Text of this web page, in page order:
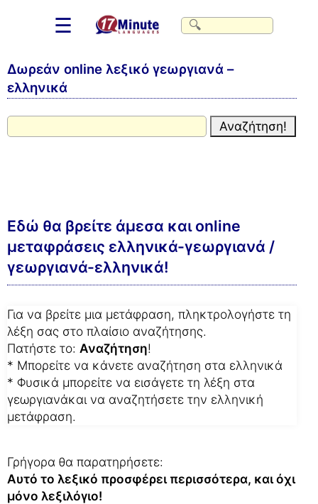
☰
Δωρεάν online λεξικό γεωργιανά –
ελληνικά
Εδώ θα βρείτε άμεσα και online
μεταφράσεις ελληνικά-γεωργιανά /
γεωργιανά-ελληνικά!
Για να βρείτε μια μετάφραση, πληκτρολογήστε τη
λέξη σας στο πλαίσιο αναζήτησης.
Πατήστε το: Αναζήτηση!
* Μπορείτε να κάνετε αναζήτηση στα ελληνικά
* Φυσικά μπορείτε να εισάγετε τη λέξη στα
γεωργιανάκαι να αναζητήσετε την ελληνική
μετάφραση.
Γρήγορα θα παρατηρήσετε:
Αυτό το λεξικό προσφέρει περισσότερα, και όχι
μόνο λεξιλόγιο!